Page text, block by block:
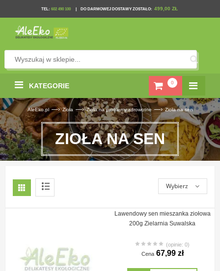
TEL: 602 490 100 DO DARMOWEJ DOSTAWY ZOSTAŁO: 499,00 ZŁ
0
KATEGORIE
AleEko.pl —› Zioła —› Zioła na problemy zdrowotne —› Zioła na sen
ZIOŁA NA SEN
Wybierz
Lawendowy sen mieszanka ziołowa
200g Zielarnia Suwalska
(opinie: 0)
Cena 67,99 zł